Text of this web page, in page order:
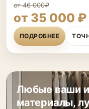
от 46 000₽
от 35 000 ₽
ПОДРОБНЕЕ
Любые ваши
материалы,